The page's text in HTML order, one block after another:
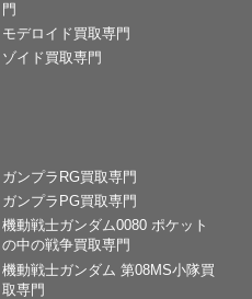
門
モデロイド買取専門
ゾイド買取専門
ガンプラRG買取専門
ガンプラPG買取専門
機動戦士ガンダム0080 ポケット
の中の戦争買取専門
機動戦士ガンダム 第08MS小隊買
取専門